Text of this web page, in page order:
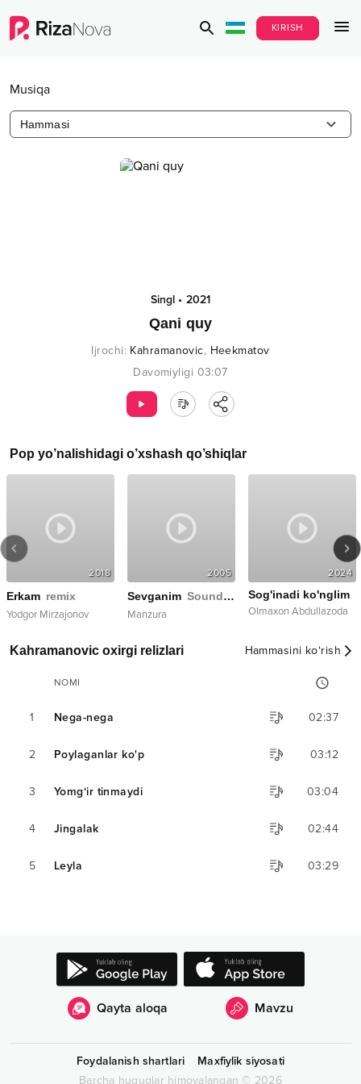
KIRISH
Musiqa
Hammasi
Singl • 2021
Qani quy
Ijrochi: Kahramanovic, Heekmatov
Davomiyligi 03:07
Pop yo’nalishidagi o’xshash qo’shiqlar
2018
Erkam remix
Yodgor Mirzajonov
2005
Sevganim Soundtrack
Manzura
2024
Sog'inadi ko'nglim
Olmaxon Abdullazoda
Kahramanovic oxirgi relizlari Hammasini ko‘rish
NOMI
1 Nega-nega 02:37
2 Poylaganlar ko'p 03:12
3 Yomg‘ir tinmaydi 03:04
4 Jingalak 02:44
5 Leyla 03:29
Qayta aloqa Mavzu
Foydalanish shartlari
Maxfiylik siyosati
Barcha huquqlar himoyalangan © 2026